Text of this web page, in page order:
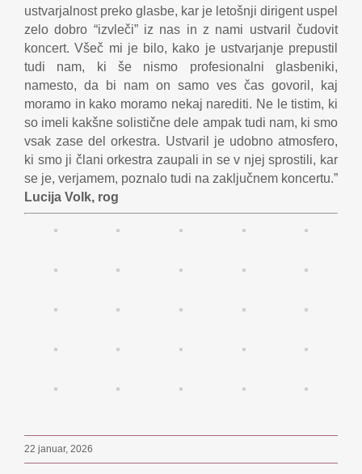
ustvarjalnost preko glasbe, kar je letošnji dirigent uspel
zelo dobro “izvleči” iz nas in z nami ustvaril čudovit
koncert. Všeč mi je bilo, kako je ustvarjanje prepustil
tudi nam, ki še nismo profesionalni glasbeniki,
namesto, da bi nam on samo ves čas govoril, kaj
moramo in kako moramo nekaj narediti. Ne le tistim, ki
so imeli kakšne solistične dele ampak tudi nam, ki smo
vsak zase del orkestra. Ustvaril je udobno atmosfero,
ki smo ji člani orkestra zaupali in se v njej sprostili, kar
se je, verjamem, poznalo tudi na zaključnem koncertu.”
Lucija Volk, rog
22 januar, 2026